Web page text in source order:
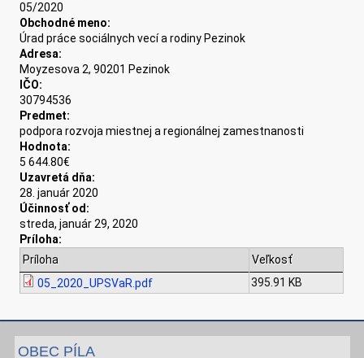
05/2020
Obchodné meno:
Úrad práce sociálnych vecí a rodiny Pezinok
Adresa:
Moyzesova 2, 90201 Pezinok
IČO:
30794536
Predmet:
podpora rozvoja miestnej a regionálnej zamestnanosti
Hodnota:
5 644.80€
Uzavretá dňa:
28. január 2020
Účinnosť od:
streda, január 29, 2020
Príloha:
Príloha
Veľkosť
05_2020_UPSVaR.pdf
395.91 KB
OBEC PÍLA